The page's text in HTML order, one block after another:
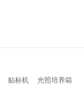
贴标机
光照培养箱